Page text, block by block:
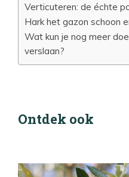
Verticuteren: de échte
Hark het gazon schoon
Wat kun je nog meer
verslaan?
Ontdek ook